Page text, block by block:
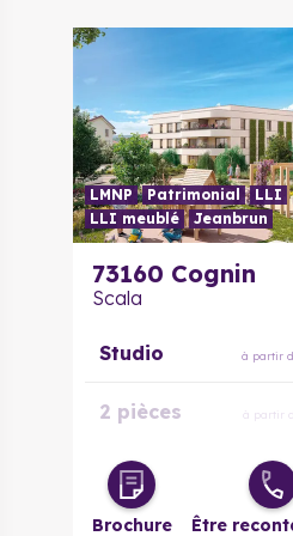
LMNP Patrimonial
LLI
LLI meublé
Jeanbrun
73160 Cognin
Scala
Studio à partir
2 pièces à partir
3 pièces à partir
Brochure Être